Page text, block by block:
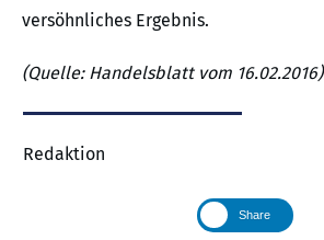
versöhnliches Ergebnis.
(Quelle: Handelsblatt vom 16.02.2016)
Redaktion
Share